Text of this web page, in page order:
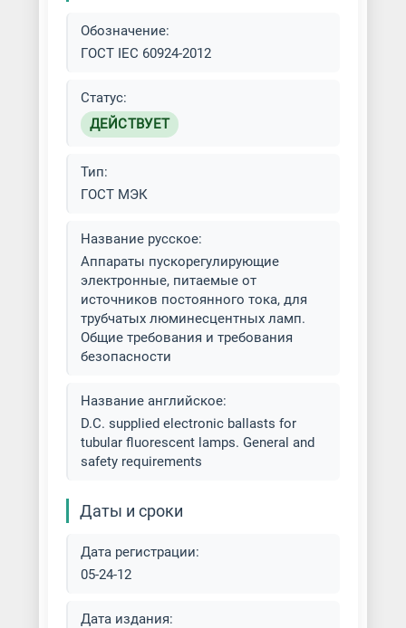
Обозначение:
ГОСТ IEC 60924-2012
Статус:
ДЕЙСТВУЕТ
Тип:
ГОСТ МЭК
Название русское:
Аппараты пускорегулирующие
электронные, питаемые от
источников постоянного тока, для
трубчатых люминесцентных ламп.
Общие требования и требования
безопасности
Название английское:
D.C. supplied electronic ballasts for
tubular fluorescent lamps. General and
safety requirements
Даты и сроки
Дата регистрации:
05-24-12
Дата издания: